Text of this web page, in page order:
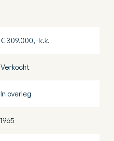
€ 309.000,- k.k.
Verkocht
In overleg
1965